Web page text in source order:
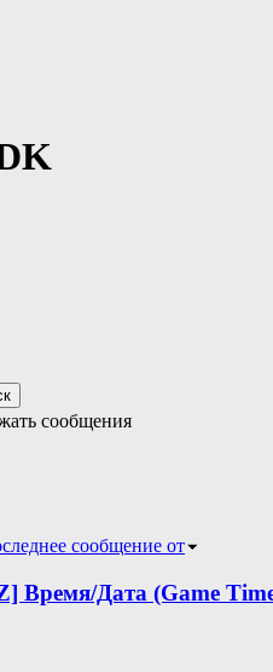
сообщения
сообщение от
Время/Дата (Game